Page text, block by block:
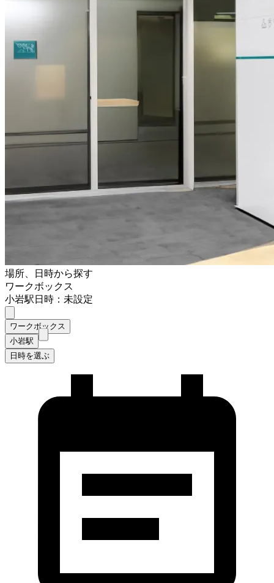
場所、日時から探す
ワークボックス
小岩駅日時：未設定
ワークボックス
小岩駅
日時を選ぶ